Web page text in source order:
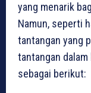
yang menarik
Namun, seperti
tantangan yang
tantangan
sebagai berikut: